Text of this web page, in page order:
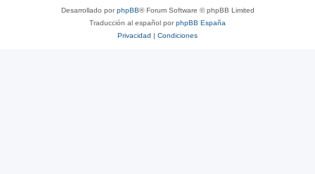
Desarrollado porphpBB® Forum Software © phpBB Limited
Traducción al español porphpBB España
Privacidad | Condiciones